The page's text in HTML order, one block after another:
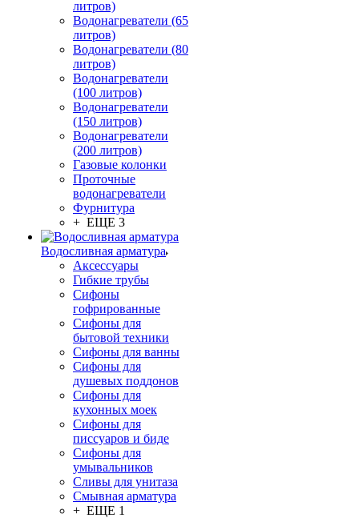
литров)
Водонагреватели (65
литров)
Водонагреватели (80
литров)
Водонагреватели
(100 литров)
Водонагреватели
(150 литров)
Водонагреватели
(200 литров)
Газовые колонки
Проточные
водонагреватели
Фурнитура
+ ЕЩЕ 3
Водосливная арматура
Аксессуары
Гибкие трубы
Сифоны
гофрированные
Сифоны для
бытовой техники
Сифоны для ванны
Сифоны для
душевых поддонов
Сифоны для
кухонных моек
Сифоны для
писсуаров и биде
Сифоны для
умывальников
Сливы для унитаза
Смывная арматура
+ ЕЩЕ 1